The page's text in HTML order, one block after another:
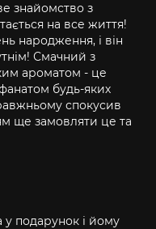
знайомство з
на все життя!
народження, і він
Смачний з
ароматом - це
будь-яких
спокусив
ще замовляти це та
у подарунок і йому